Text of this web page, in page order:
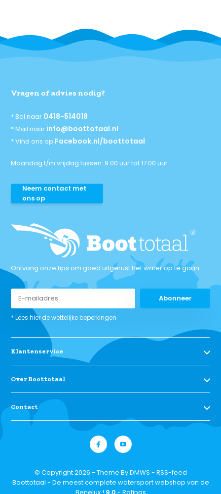
Vragen of advies nodig?
* Bel naar 0418-514018
* Mail naar info@boottotaal.nl
* Vind ons op Facebook.nl/boottotaal
Maandag t/m vrijdag tussen: 9:00 uur tot 17:00 uur
Neem contact met
ons op
Ontvang onze tips om goed uitgerust het water op te gaan.
Abonneer
* Lees hier de wettelijke beperkingen
Klantenservice
Over Boottotaal
Contact
© Copyright 2026 - Theme ByDMWS - RSS-feed
Boottotaal - De meest complete watersport webshop van de